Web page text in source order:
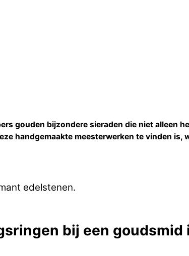
gouden bijzondere sieraden die niet alleen
handgemaakte meesterwerken te vinden is,
edelstenen.
bij een